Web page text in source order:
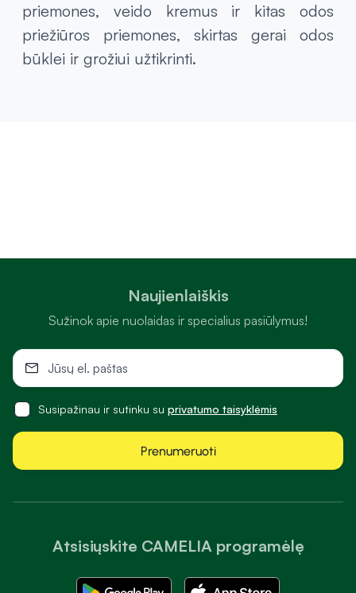
priemones, veido kremus ir kitas odos
priežiūros priemones, skirtas gerai odos
būklei ir grožiui užtikrinti.
Atsisiųskite CAMELIA programėlę
Naujienlaiškis
Sužinok apie nuolaidas ir specialius pasiūlymus!
Susipažinau ir sutinku su privatumo taisyklėmis
Prenumeruoti